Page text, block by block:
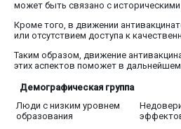
может быть связано с
Кроме того, в движении
или отсутствием доступа к
Таким образом, движение
этих аспектов поможет в
Демографическая группа
Люди с низким уровнем
образования